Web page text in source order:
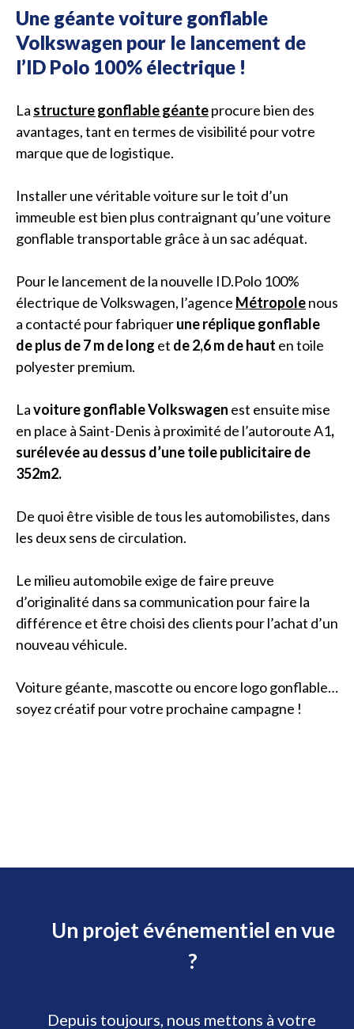
Une géante voiture gonflable
Volkswagen pour le lancement de
l’ID Polo 100% électrique !
La structure gonflable géanteprocure bien des
avantages, tant en termes de visibilité pour votre
marque que de logistique.
Installer une véritable voiture sur le toit d’un
immeuble est bien plus contraignant qu’une voiture
gonflable transportable grâce à un sac adéquat.
Pour le lancement de la nouvelle ID.Polo 100%
électrique de Volkswagen, l’agence Métropolenous
a contacté pour fabriquerune réplique gonflable
de plus de 7 m de long et de 2,6 m de haut en toile
polyester premium.
Lavoiture gonflable Volkswagen est ensuite mise
en place à Saint-Denis à proximité de l’autoroute A1,
surélevée au dessus d’une toile publicitairede
352m2.
De quoi être visible de tous les automobilistes, dans
les deux sens de circulation.
Le milieu automobile exige de faire preuve
d’originalité dans sa communication pour faire la
différence et être choisi des clients pour l’achat d’un
nouveau véhicule.
Voiture géante, mascotte ou encore logo gonflable…
soyez créatif pour votre prochaine campagne !
Un projet événementiel en vue
?
Depuis toujours, nous mettons à votre